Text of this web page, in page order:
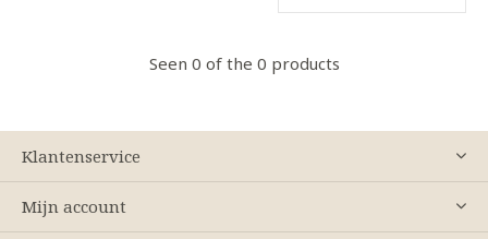
Seen 0 of the 0 products
Klantenservice
Mijn account